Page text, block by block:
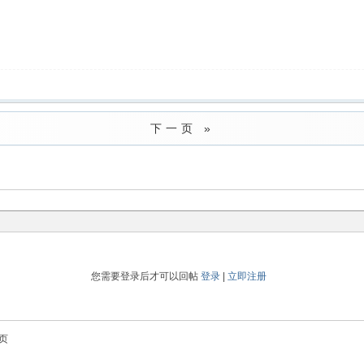
下一页 »
您需要登录后才可以回帖 登录| 立即注册